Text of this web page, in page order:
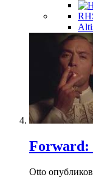
Forward:
Otto